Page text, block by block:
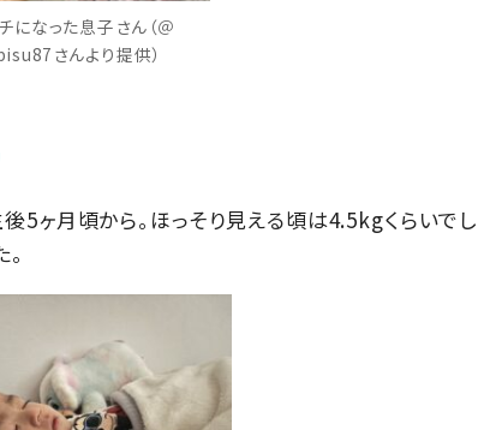
になった息子さん（＠
さんより提供）
5ヶ月頃から。ほっそり見える頃は4.5kgくらいでし